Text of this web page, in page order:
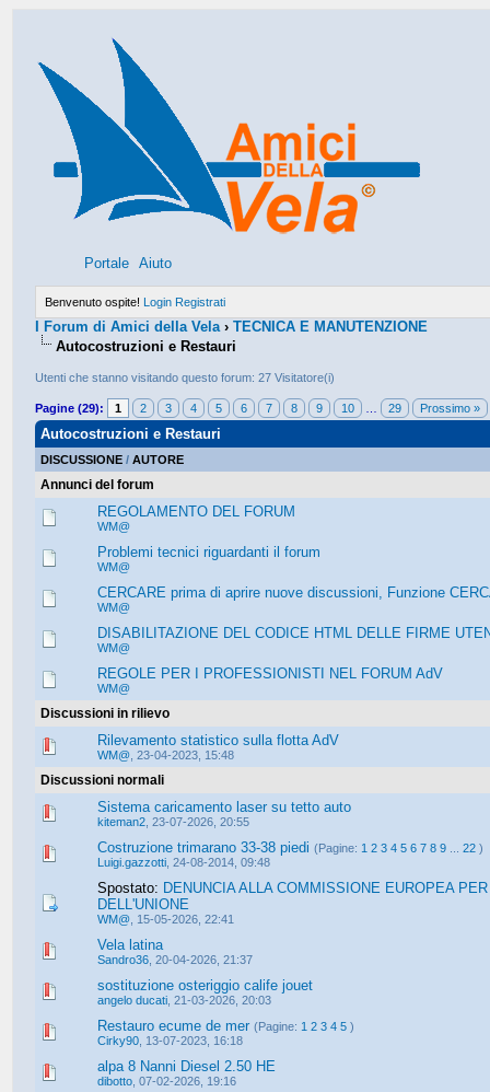
Portale Aiuto
Benvenuto ospite! Login Registrati
I Forum di Amici della Vela›TECNICA E MANUTENZIONE
Autocostruzioni e Restauri
Utenti che stanno visitando questo forum: 27 Visitatore(i)
Pagine (29): 1 2 3 4 5 6 7 8 9 10 … 29 Prossimo »
Autocostruzioni e Restauri
DISCUSSIONE /AUTORE
Annunci del forum
REGOLAMENTO DEL FORUM
WM@
Problemi tecnici riguardanti il forum
WM@
CERCARE prima di aprire nuove discussioni, Funzione
WM@
DISABILITAZIONE DEL CODICE HTML DELLE FIRME
WM@
REGOLE PER I PROFESSIONISTI NEL FORUM AdV
WM@
Discussioni in rilievo
Rilevamento statistico sulla flotta AdV
WM@ ,23-04-2023, 15:48
Discussioni normali
Sistema caricamento laser su tetto auto
kiteman2 ,23-07-2026, 20:55
Costruzione trimarano 33-38 piedi (Pagine: 1 2 3 4 5 6 7 8 9 ...22 )
Luigi.gazzotti ,24-08-2014, 09:48
Spostato: DENUNCIA ALLA COMMISSIONE EUROPEA
DELL'UNIONE
WM@ 15-05-2026, 22:41
Vela latina
Sandro36 ,20-04-2026, 21:37
sostituzione osteriggio calife jouet
angelo ducati ,21-03-2026, 20:03
Restauro ecume de mer (Pagine: 1 2 3 4 5 )
Cirky90 13-07-2023, 16:18
alpa 8 Nanni Diesel 2.50 HE
dibotto ,07-02-2026, 19:16